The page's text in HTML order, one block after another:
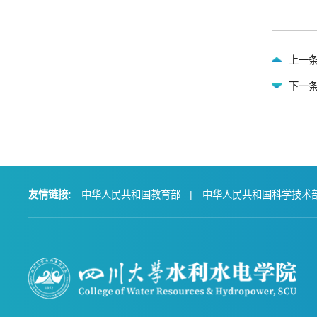
上一
下一
友情链接: 中华人民共和国教育部 | 中华人民共和国科学技术